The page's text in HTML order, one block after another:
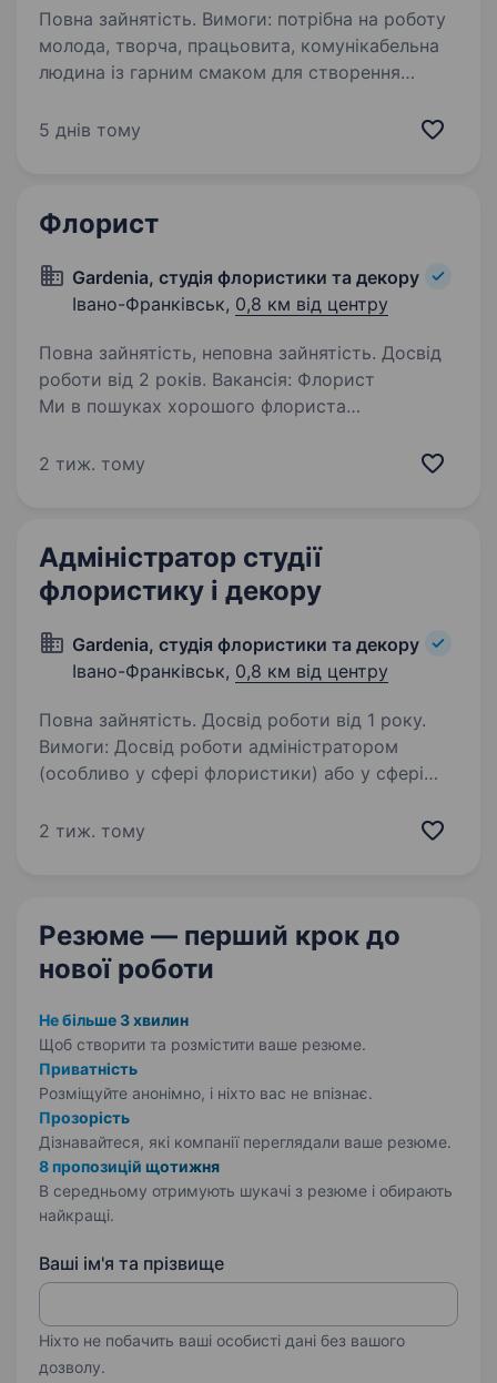
Повна зайнятість. Вимоги: потрібна на роботу
молода, творча, працьовита, комунікабельна
людина із гарним смаком для створення
Обов’язки: консультації клієнтів, створення
5 днів тому
Флорист
Gardenia, студія флористики та декору
Івано-Франківськ, 0,8 км від центру
Повна зайнятість, неповна зайнятість. Досвід
роботи від 2 років. Вакансія: Флорист
Ми в пошуках хорошого флориста
флористом від 2 років. У нас рідко відкрита
2 тиж. тому
Адміністратор студії
флористику і декору
Gardenia, студія флористики та декору
Івано-Франківськ, 0,8 км від центру
Повна зайнятість. Досвід роботи від 1 року.
Вимоги: Досвід роботи адміністратором
(особливо у сфері флористики) або у сфері
рівень комунікації та любов до роботи
2 тиж. тому
Резюме — перший крок до
нової роботи
Не більше 3 хвилин
Щоб створити та розмістити ваше резюме.
Приватність
Розміщуйте анонімно, і ніхто вас не впізнає.
Прозорість
Дізнавайтеся, які компанії переглядали ваше резюме.
8 пропозицій щотижня
В середньому отримують шукачі з резюме і обирають
найкращі.
Ваші ім'я та прізвище
Ніхто не побачить ваші особисті дані без вашого
дозволу.